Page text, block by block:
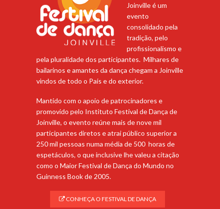
Joinville é um
evento
consolidado pela
tradição, pelo
profissionalismo e
pela pluralidade dos participantes. Milhares de
bailarinos e amantes da dança chegam a Joinville
vindos de todo o País e do exterior.
Mantido com o apoio de patrocinadores e
promovido pelo Instituto Festival de Dança de
Joinville, o evento reúne mais de nove mil
participantes diretos e atrai público superior a
250 mil pessoas numa média de 500 horas de
espetáculos, o que inclusive lhe valeu a citação
como o Maior Festival de Dança do Mundo no
Guinness Book de 2005.
CONHEÇA O FESTIVAL DE DANÇA